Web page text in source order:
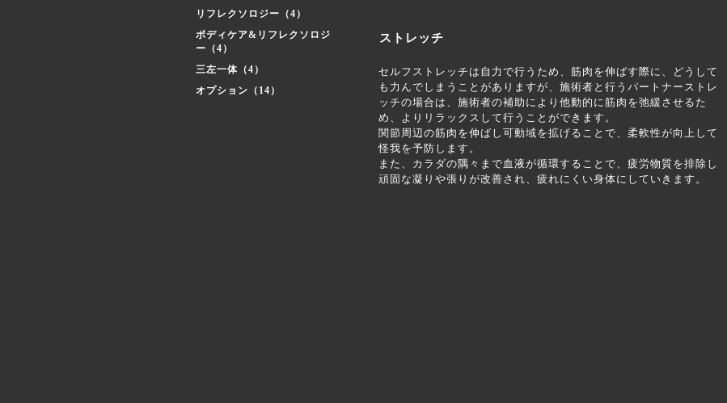
リフレクソロジー（4）
ボディケア&リフレクソロジ
ー（4）
三左一体（4）
オプション（14）
ストレッチ
セルフストレッチは自力で行うため、筋肉を伸ばす際に、どうして
も力んでしまうことがありますが、施術者と行うパートナーストレ
ッチの場合は、施術者の補助により他動的に筋肉を弛緩させるた
め、よりリラックスして行うことができます。
関節周辺の筋肉を伸ばし可動域を拡げることで、柔軟性が向上して
怪我を予防します。
また、カラダの隅々まで血液が循環することで、疲労物質を排除し
頑固な凝りや張りが改善され、疲れにくい身体にしていきます。